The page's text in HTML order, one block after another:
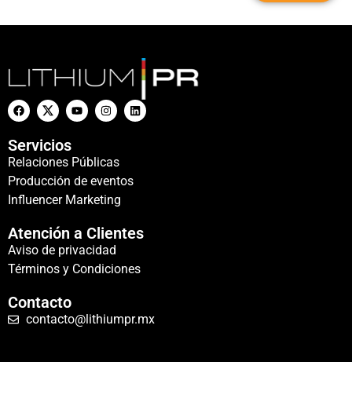
Servicios
Relaciones Públicas
Producción de eventos
Influencer Marketing
Atención a Clientes
Aviso de privacidad
Términos y Condiciones
Contacto
contacto@lithiumpr.mx